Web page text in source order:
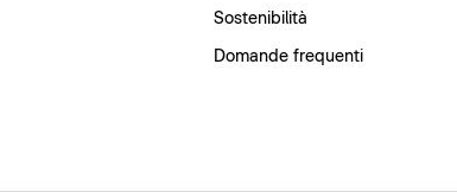
Sostenibilità
Domande frequenti